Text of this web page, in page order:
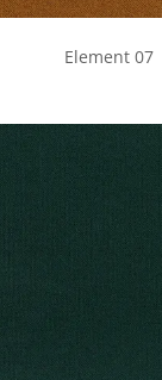
Element 07